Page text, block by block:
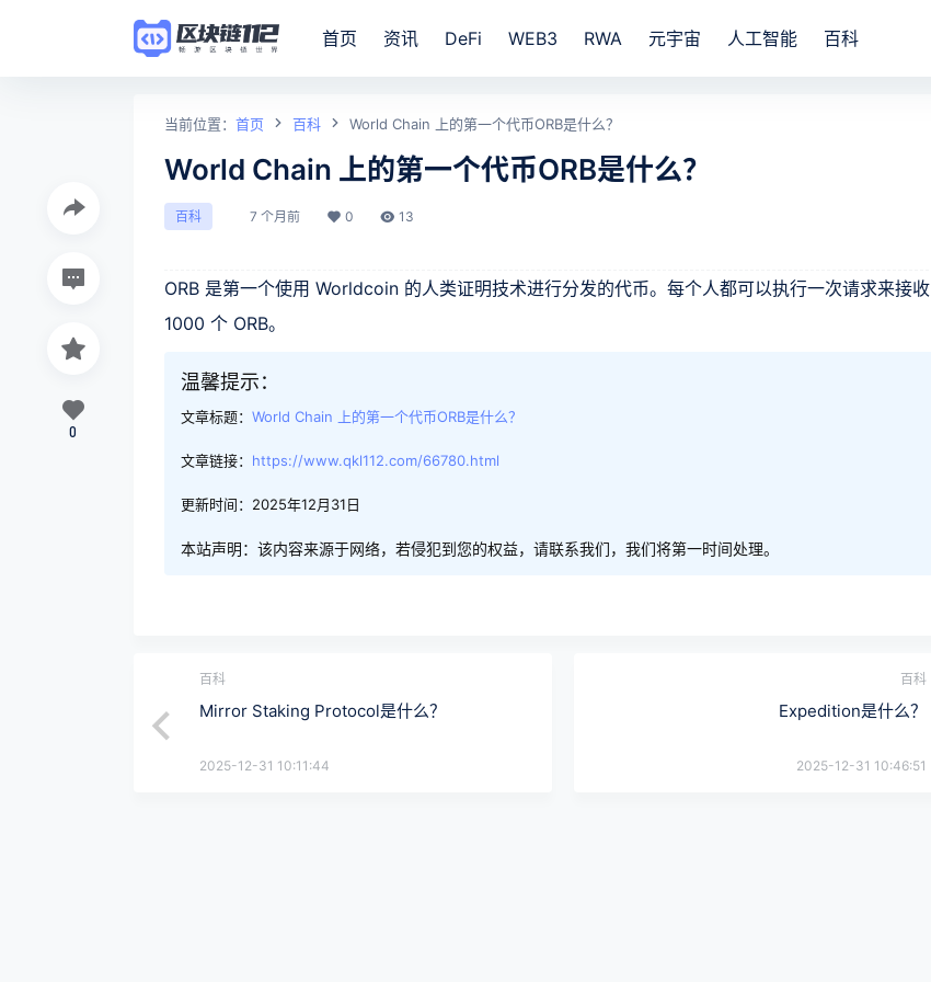
首页 资讯 DeFi WEB3 RWA 元宇宙 人工智能 百科
当前位置： 首页 百科 World Chain 上的第一个代币ORB是什么？
World Chain 上的第一个代币ORB是什么？
百科 7 个月前 0 13
ORB 是第一个使用 Worldcoin 的人类证明技术进行分发的代币。每个人都可以执行一次请求来接收
1000 个 ORB。
温馨提示：
文章标题： World Chain 上的第一个代币ORB是什么？
文章链接： https://www.qkl112.com/66780.html
更新时间：2025年12月31日
本站声明：该内容来源于网络，若侵犯到您的权益，请联系我们，我们将第一时间处理。
0
百科
Mirror Staking Protocol是什么？
2025-12-31 10:11:44
百科
Expedition是什么？
2025-12-31 10:46:51